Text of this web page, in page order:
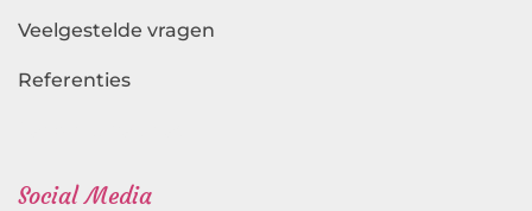
Veelgestelde vragen
Referenties
Social Media